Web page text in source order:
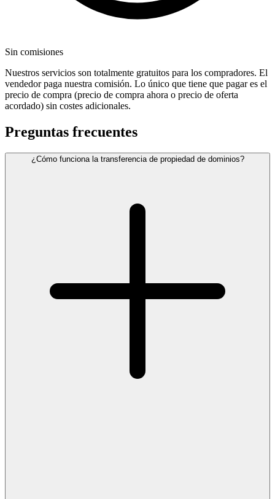
Sin comisiones
Nuestros servicios son totalmente gratuitos para los compradores. El
vendedor paga nuestra comisión. Lo único que tiene que pagar es el
precio de compra (precio de compra ahora o precio de oferta
acordado) sin costes adicionales.
Preguntas frecuentes
¿Cómo funciona la transferencia de propiedad de dominios?